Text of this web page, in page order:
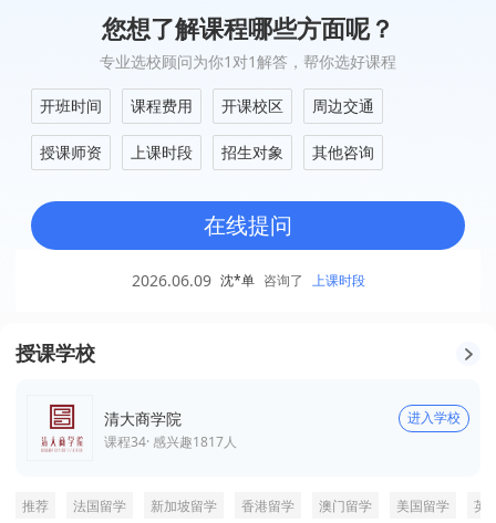
您想了解课程哪些方面呢？
专业选校顾问为你1对1解答，帮你选好课程
开班时间 课程费用 开课校区 周边交通
授课师资 上课时段 招生对象 其他咨询
在线提问
2026.06.09 沈*单 咨询了 上课时段
授课学校
清大商学院
进入学校
课程34· 感兴趣1817人
推荐 法国留学 新加坡留学 香港留学 澳门留学 美国留学 英